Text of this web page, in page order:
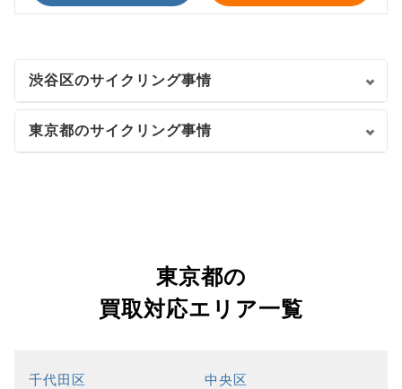
渋谷区のサイクリング事情
東京都のサイクリング事情
東京都の
買取対応エリア一覧
千代田区 中央区